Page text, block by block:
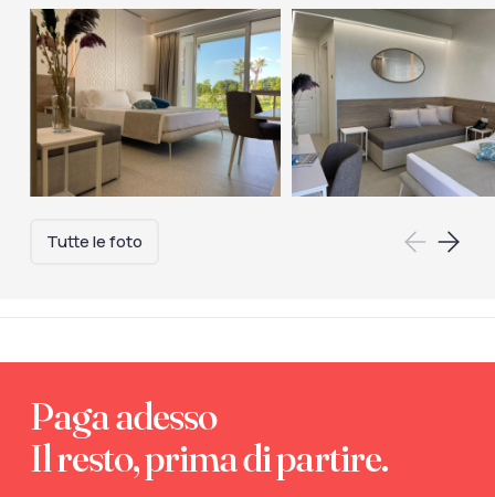
Tutte le foto
Paga adesso
Il resto, prima di partire.